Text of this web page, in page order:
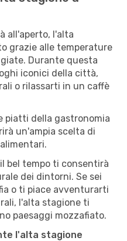
all'aperto, l'alta
grazie alle temperature
Durante questa
iconici della città,
o rilassarti in un caffè
piatti della gastronomia
un'ampia scelta di
bel tempo ti consentirà
dei dintorni. Se sei
o ti piace avventurarti
l'alta stagione ti
paesaggi mozzafiato.
l'alta stagione